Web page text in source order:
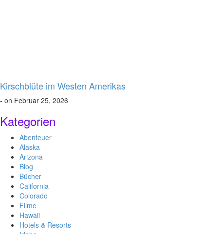
Kirschblüte im Westen Amerikas
- on Februar 25, 2026
Kategorien
Abenteuer
Alaska
Arizona
Blog
Bücher
California
Colorado
Filme
Hawaii
Hotels & Resorts